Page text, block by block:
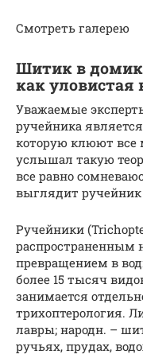
Смотреть галерею
Шитик в
как уловистая
Уважаемые
ручейника
которую клюют
услышал такую
все равно
выглядит
Ручейники
превращением в
более 15 тысяч
занимается
трихоптерология.
лавры; народн. –
ручьях, прудах,